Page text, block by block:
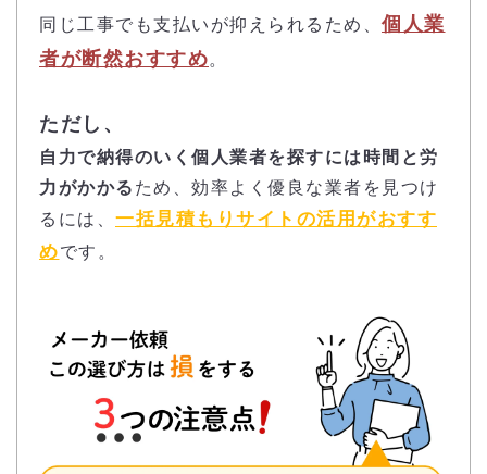
同じ工事でも支払いが抑えられるため、 個人業
者が断然おすすめ。
ただし、
自力で納得のいく個人業者を探すには時間と労
力がかかる ため、効率よく優良な業者を見つけ
るには、 一括見積もりサイトの活用がおすす
めです。